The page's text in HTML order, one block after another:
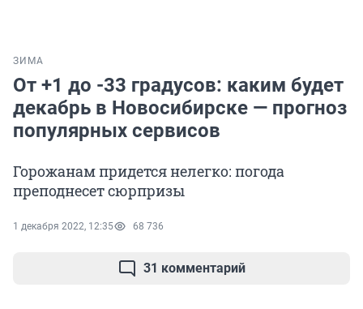
ЗИМА
От +1 до -33 градусов: каким будет
декабрь в Новосибирске — прогноз
популярных сервисов
Горожанам придется нелегко: погода
преподнесет сюрпризы
1 декабря 2022, 12:35 68 736
31 комментарий